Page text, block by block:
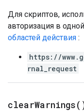
Для скриптов,
авторизация в
областей действия :
https://
rnal_request
clearWarnings(